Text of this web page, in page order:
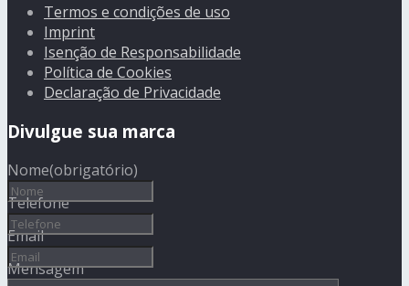
Termos e condições de uso
Imprint
Isenção de Responsabilidade
Política de Cookies
Declaração de Privacidade
Divulgue sua marca
Nome(obrigatório)
Telefone
Email
Mensagem